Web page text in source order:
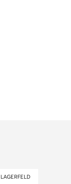
LAGERFELD